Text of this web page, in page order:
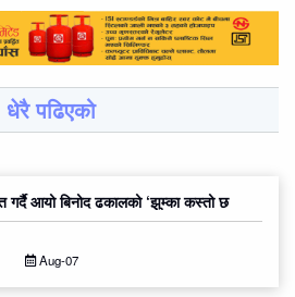
धेरै पढिएको
गर्दै आयो बिनोद ढकालको ‘झुम्का कस्तो छ
Aug-07